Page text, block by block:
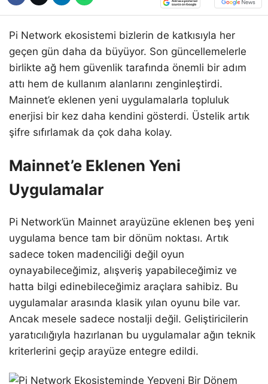
Pi Network ekosistemi bizlerin de katkısıyla her
geçen gün daha da büyüyor. Son güncellemelerle
birlikte ağ hem güvenlik tarafında önemli bir adım
attı hem de kullanım alanlarını zenginleştirdi.
Mainnet’e eklenen yeni uygulamalarla topluluk
enerjisi bir kez daha kendini gösterdi. Üstelik artık
şifre sıfırlamak da çok daha kolay.
Mainnet’e Eklenen Yeni
Uygulamalar
Pi Network’ün Mainnet arayüzüne eklenen beş yeni
uygulama bence tam bir dönüm noktası. Artık
sadece token madenciliği değil oyun
oynayabileceğimiz, alışveriş yapabileceğimiz ve
hatta bilgi edinebileceğimiz araçlara sahibiz. Bu
uygulamalar arasında klasik yılan oyunu bile var.
Ancak mesele sadece nostalji değil. Geliştiricilerin
yaratıcılığıyla hazırlanan bu uygulamalar ağın teknik
kriterlerini geçip arayüze entegre edildi.